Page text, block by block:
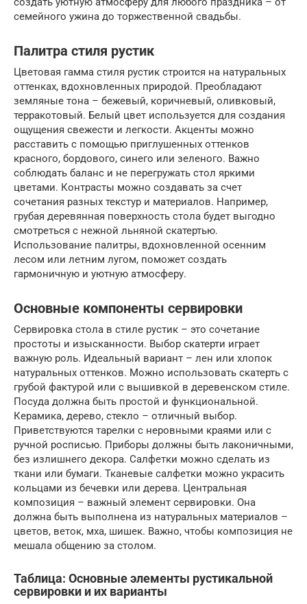
семейного ужина до торжественной свадьбы.
Палитра стиля рустик
Цветовая гамма стиля рустик строится на натуральных
оттенках, вдохновленных природой. Преобладают
земляные тона – бежевый, коричневый, оливковый,
терракотовый. Белый цвет используется для создания
ощущения свежести и легкости. Акценты можно
расставить с помощью приглушенных оттенков
красного, бордового, синего или зеленого. Важно
соблюдать баланс и не перегружать стол яркими
цветами. Контрасты можно создавать за счет
сочетания разных текстур и материалов. Например,
грубая деревянная поверхность стола будет выгодно
смотреться с нежной льняной скатертью.
Использование палитры, вдохновленной осенним
лесом или летним лугом, поможет создать
гармоничную и уютную атмосферу.
Основные компоненты сервировки
Сервировка стола в стиле рустик – это сочетание
простоты и изысканности. Выбор скатерти играет
важную роль. Идеальный вариант – лен или хлопок
натуральных оттенков. Можно использовать скатерть с
грубой фактурой или с вышивкой в деревенском стиле.
Посуда должна быть простой и функциональной.
Керамика, дерево, стекло – отличный выбор.
Приветствуются тарелки с неровными краями или с
ручной росписью. Приборы должны быть лаконичными,
без излишнего декора. Салфетки можно сделать из
ткани или бумаги. Тканевые салфетки можно украсить
кольцами из бечевки или дерева. Центральная
композиция – важный элемент сервировки. Она
должна быть выполнена из натуральных материалов –
цветов, веток, мха, шишек. Важно, чтобы композиция не
мешала общению за столом.
Таблица: Основные элементы рустикальной
сервировки и их варианты